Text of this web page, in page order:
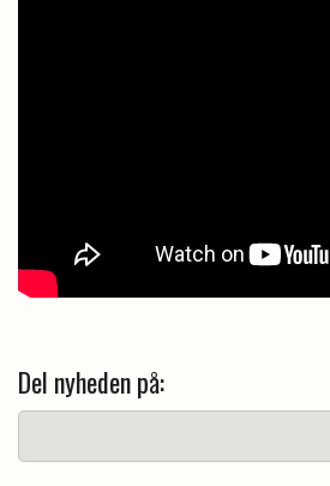
Del nyheden på: